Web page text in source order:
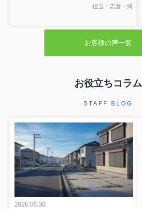
担当：志倉一綺
お客様の声一覧
お役立ちコラム
STAFF BLOG
2026.06.30